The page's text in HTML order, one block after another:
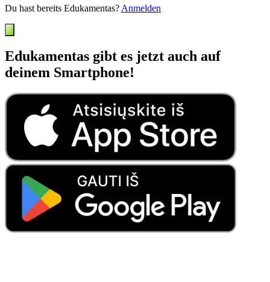
Du hast bereits Edukamentas? Anmelden
Edukamentas gibt es jetzt auch auf
deinem Smartphone!